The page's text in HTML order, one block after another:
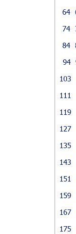
64
74
84
94
103
111
119
127
135
143
151
159
167
175